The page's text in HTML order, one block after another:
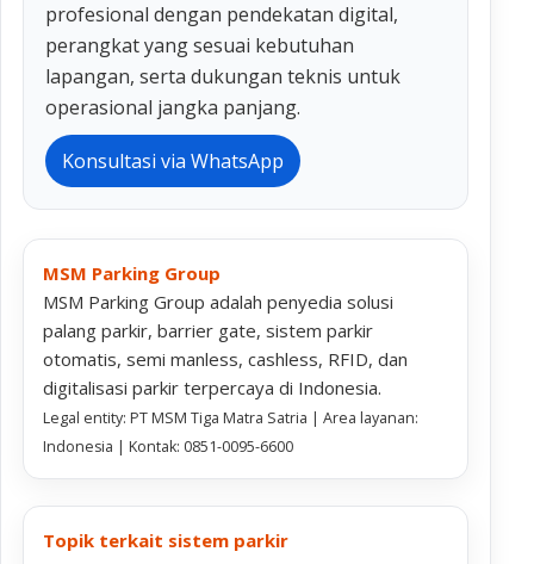
profesional dengan pendekatan digital,
perangkat yang sesuai kebutuhan
lapangan, serta dukungan teknis untuk
operasional jangka panjang.
Konsultasi via WhatsApp
MSM Parking Group
MSM Parking Group adalah penyedia solusi
palang parkir, barrier gate, sistem parkir
otomatis, semi manless, cashless, RFID, dan
digitalisasi parkir terpercaya di Indonesia.
Legal entity: PT MSM Tiga Matra Satria | Area layanan:
Indonesia | Kontak: 0851-0095-6600
Topik terkait sistem parkir